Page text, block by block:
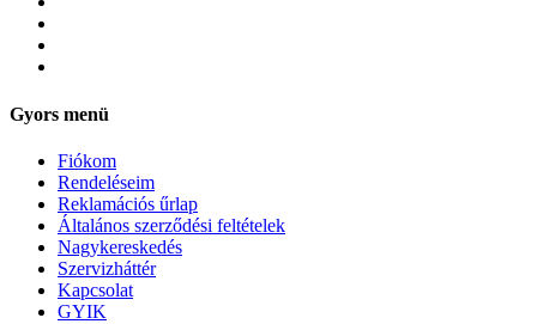
Gyors menü
Fiókom
Rendeléseim
Reklamációs űrlap
Általános szerződési feltételek
Nagykereskedés
Szervizháttér
Kapcsolat
GYIK